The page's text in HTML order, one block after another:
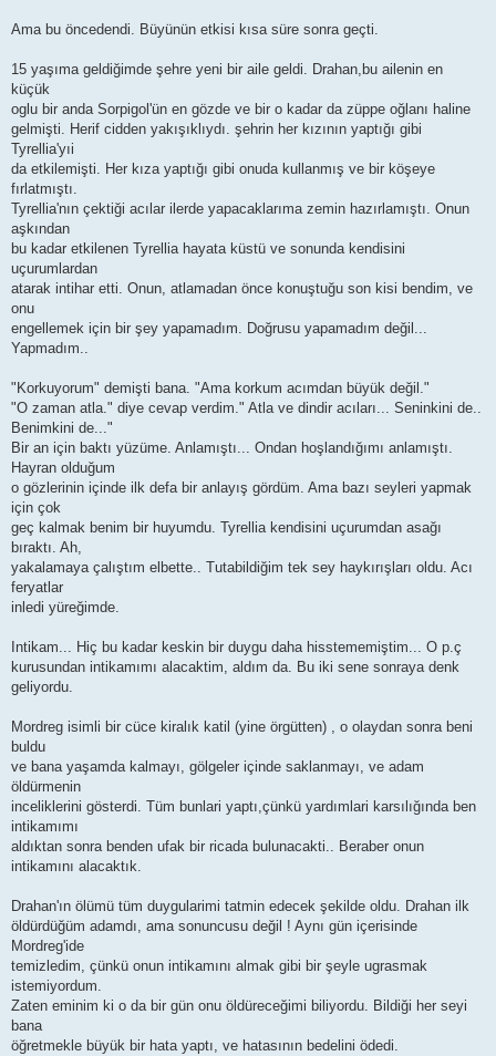
Ama bu öncedendi. Büyünün etkisi kısa süre sonra geçti.
15 yaşıma geldiğimde şehre yeni bir aile geldi. Drahan,bu ailenin en
küçük
oglu bir anda Sorpigol'ün en gözde ve bir o kadar da züppe oğlanı haline
gelmişti. Herif cidden yakışıklıydı. şehrin her kızının yaptığı gibi
Tyrellia'yıi
da etkilemişti. Her kıza yaptığı gibi onuda kullanmış ve bir köşeye
fırlatmıştı.
Tyrellia'nın çektiği acılar ilerde yapacaklarıma zemin hazırlamıştı. Onun
aşkından
bu kadar etkilenen Tyrellia hayata küstü ve sonunda kendisini
uçurumlardan
atarak intihar etti. Onun, atlamadan önce konuştuğu son kisi bendim, ve
onu
engellemek için bir şey yapamadım. Doğrusu yapamadım değil...
Yapmadım..
"Korkuyorum" demişti bana. "Ama korkum acımdan büyük değil."
"O zaman atla." diye cevap verdim." Atla ve dindir acıları... Seninkini de..
Benimkini de..."
Bir an için baktı yüzüme. Anlamıştı... Ondan hoşlandığımı anlamıştı.
Hayran olduğum
o gözlerinin içinde ilk defa bir anlayış gördüm. Ama bazı seyleri yapmak
için çok
geç kalmak benim bir huyumdu. Tyrellia kendisini uçurumdan asağı
bıraktı. Ah,
yakalamaya çalıştım elbette.. Tutabildiğim tek sey haykırışları oldu. Acı
feryatlar
inledi yüreğimde.
Intikam... Hiç bu kadar keskin bir duygu daha hisstememiştim... O p.ç
kurusundan intikamımı alacaktim, aldım da. Bu iki sene sonraya denk
geliyordu.
Mordreg isimli bir cüce kiralık katil (yine örgütten) , o olaydan sonra beni
buldu
ve bana yaşamda kalmayı, gölgeler içinde saklanmayı, ve adam
öldürmenin
inceliklerini gösterdi. Tüm bunlari yaptı,çünkü yardımlari karsılığında ben
intikamımı
aldıktan sonra benden ufak bir ricada bulunacakti.. Beraber onun
intikamını alacaktık.
Drahan'ın ölümü tüm duygularimi tatmin edecek şekilde oldu. Drahan ilk
öldürdüğüm adamdı, ama sonuncusu değil ! Aynı gün içerisinde
Mordreg'ide
temizledim, çünkü onun intikamını almak gibi bir şeyle ugrasmak
istemiyordum.
Zaten eminim ki o da bir gün onu öldüreceğimi biliyordu. Bildiği her seyi
bana
öğretmekle büyük bir hata yaptı, ve hatasının bedelini ödedi.